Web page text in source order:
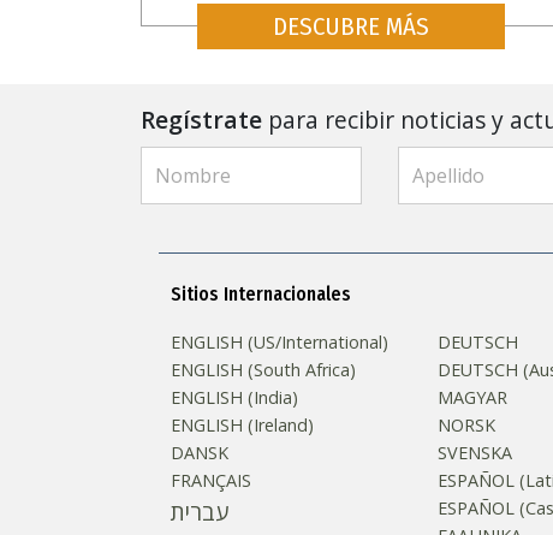
DESCUBRE MÁS
Regístrate para recibir noticias y
Sitios Internacionales
ENGLISH (US/International)
ENGLISH (South Africa)
ENGLISH (India)
ENGLISH (Ireland)
DANSK
FRANÇAIS
עברית
DEUTSCH
DEUTSCH
MAGYAR
NORSK
SVENSKA
ESPAÑOL
ESPAÑOL